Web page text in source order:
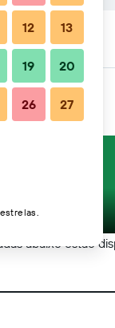
abaixo estão
12 13
19 20
26 27